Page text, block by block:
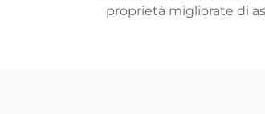
proprietà migliorate di